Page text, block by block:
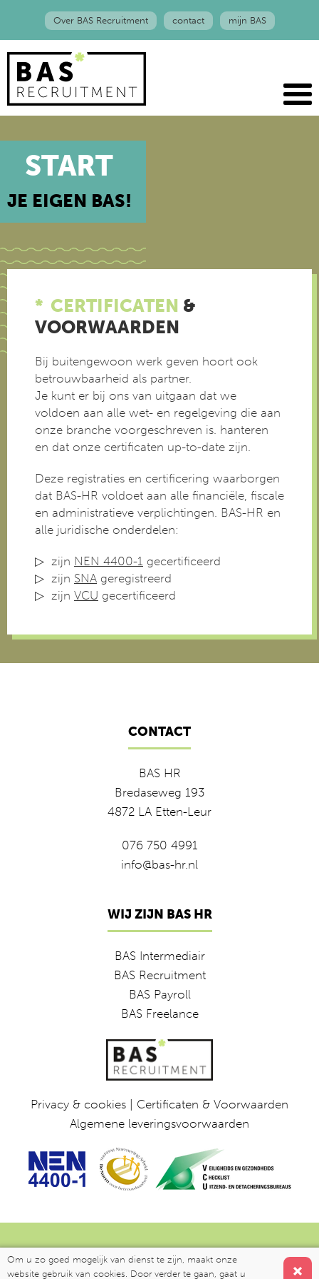
Over BAS Recruitment contact mijn BAS
START
JE EIGEN BAS!
CERTIFICATEN &
VOORWAARDEN
Bij buitengewoon werk geven hoort ook
betrouwbaarheid als partner.
Je kunt er bij ons van uitgaan dat we
voldoen aan alle wet- en regelgeving die aan
onze branche voorgeschreven is. hanteren
en dat onze certificaten up-to-date zijn.
Deze registraties en certificering waarborgen
dat BAS-HR voldoet aan alle financiële, fiscale
en administratieve verplichtingen. BAS-HR en
alle juridische onderdelen:
zijn NEN 4400-1 gecertificeerd
zijn SNA geregistreerd
zijn VCU gecertificeerd
CONTACT
BAS HR
Bredaseweg 193
4872 LA Etten-Leur
076 750 4991
info@bas-hr.nl
WIJ ZIJN BAS HR
BAS Intermediair
BAS Recruitment
BAS Payroll
BAS Freelance
Privacy & cookies
Certificaten & Voorwaarden
Algemene leveringsvoorwaarden
Ontwerp: Vormvreters| Website door:
BAS HR
2026
Om u zo goed mogelijk van dienst te zijn, maakt onze
website gebruik van cookies. Door verder te gaan, gaat u